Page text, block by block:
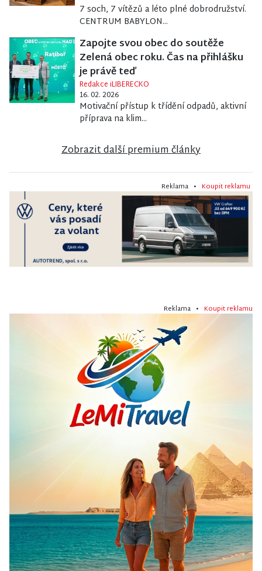
7 soch, 7 vítězů a léto plné dobrodružství.
CENTRUM BABYLON...
Zapojte svou obec do soutěže
Zelená obec roku. Čas na přihlášku
je právě teď
Redakce iLIBERECKO
16. 02. 2026
Motivační přístup k třídění odpadů, aktivní
příprava na klim...
Zobrazit další premium články
Reklama • Koupit reklamu
Reklama • Koupit reklamu